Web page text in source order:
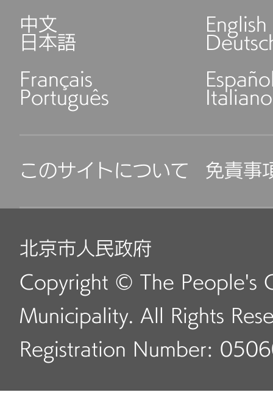
中文 English
日本語
Français
Português Italiano
このサイトについて 免責事
北京市人民政府
Copyright © The People's
Municipality. All Rights
Registration Number: